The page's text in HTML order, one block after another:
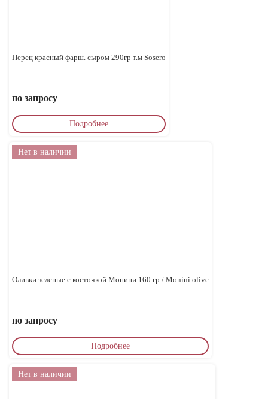
Перец красный фарш. сыром 290гр т.м Sosero
по запросу
Подробнее
Нет в наличии
Оливки зеленые с косточкой Монини 160 гр / Monini olive
по запросу
Подробнее
Нет в наличии